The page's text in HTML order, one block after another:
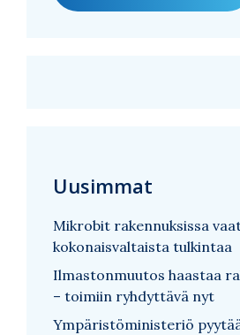
Uusimmat
Mikrobit rakennuksissa
kokonaisvaltaista tulkintaa
Ilmastonmuutos haastaa
– toimiin ryhdyttävä nyt
Ympäristöministeriö